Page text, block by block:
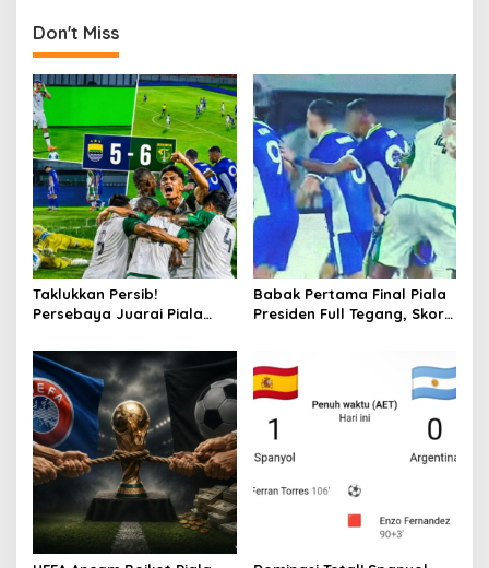
t
n
a
v
i
g
a
t
i
o
n
Don't Miss
Taklukkan Persib!
Persebaya Juarai Piala
Babak Pertama Final Piala
Presiden Full Tegang, Skor